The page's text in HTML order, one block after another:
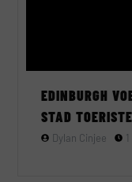
EDINBURGH
STAD
Dylan Cinjee